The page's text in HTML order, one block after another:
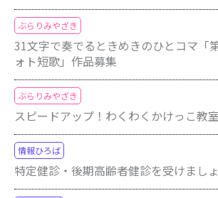
ぶらりみやざき
31文字で奏でるときめきのひとコマ「
ォト短歌」作品募集
ぶらりみやざき
スピードアップ！わくわくかけっこ教室
情報ひろば
特定健診・後期高齢者健診を受けまし